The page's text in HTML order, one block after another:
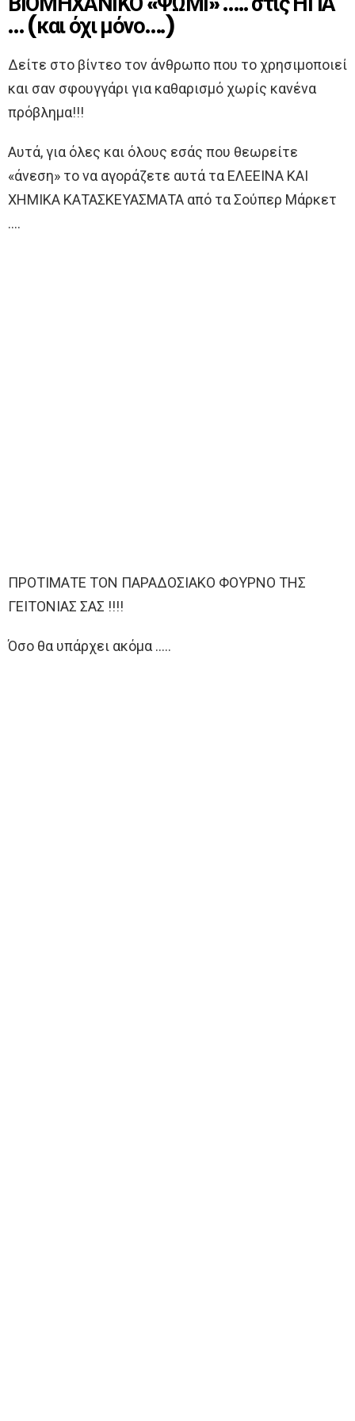
… (και όχι μόνο….)
Δείτε στο βίντεο τον άνθρωπο που το χρησιμοποιεί
και σαν σφουγγάρι για καθαρισμό χωρίς κανένα
πρόβλημα!!!
Αυτά, για όλες και όλους εσάς που θεωρείτε
«άνεση» το να αγοράζετε αυτά τα ΕΛΕΕΙΝΑ ΚΑΙ
ΧΗΜΙΚΑ ΚΑΤΑΣΚΕΥΑΣΜΑΤΑ από τα Σούπερ Μάρκετ
….
ΠΡΟΤΙΜΑΤΕ ΤΟΝ ΠΑΡΑΔΟΣΙΑΚΟ ΦΟΥΡΝΟ ΤΗΣ
ΓΕΙΤΟΝΙΑΣ ΣΑΣ !!!!
Όσο θα υπάρχει ακόμα …..